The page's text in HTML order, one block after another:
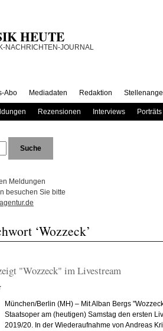
HEUTE
Abo Mediadaten Redaktion
Rezensionen Interviews
Porträts
Meldungen
besuchen Sie bitte
‘Wozzeck’
"Wozzeck" im Livestream
München/Berlin (MH) – Mit Alban Bergs
Staatsoper am (heutigen) Samstag den ersten
2019/20. In der Wiederaufnahme von Andreas